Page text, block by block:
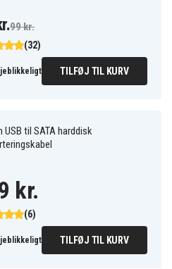
(32)
99 kr.
TILFØJ TIL KURV
USB til SATA harddisk
(6)
kr.
TILFØJ TIL KURV